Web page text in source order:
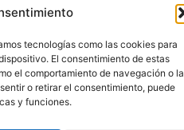
tecnologías como las cookies para
El consentimiento de estas
el comportamiento de navegación o
o retirar el consentimiento, puede
y funciones.
Contacto